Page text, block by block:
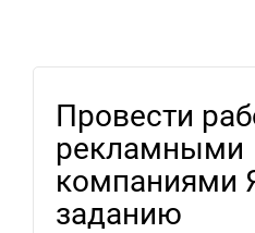
Провести
рекламными
компаниями
заданию